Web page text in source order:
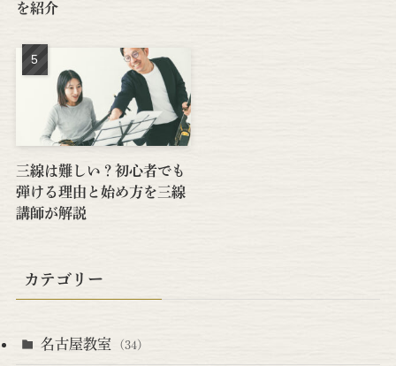
を紹介
三線は難しい？初心者でも
弾ける理由と始め方を三線
講師が解説
カテゴリー
名古屋教室 (34)